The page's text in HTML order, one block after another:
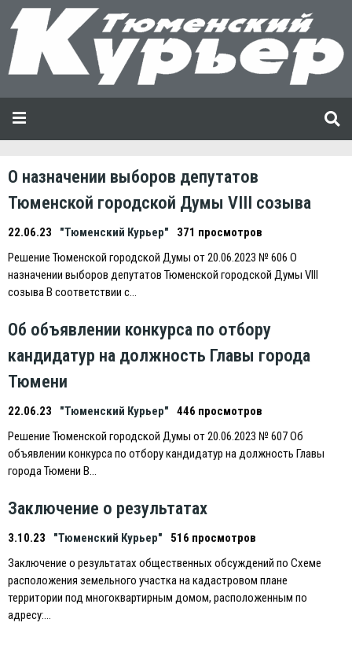
О назначении выборов депутатов
Тюменской городской Думы VIII созыва
22.06.23 "Тюменский Курьер"
371 просмотров
Решение Тюменской городской Думы от 20.06.2023 № 606 О
назначении выборов депутатов Тюменской городской Думы VIII
созыва В соответствии с…
Об объявлении конкурса по отбору
кандидатур на должность Главы города
Тюмени
22.06.23 "Тюменский Курьер"
446 просмотров
Решение Тюменской городской Думы от 20.06.2023 № 607 Об
объявлении конкурса по отбору кандидатур на должность Главы
города Тюмени В…
Заключение о результатах
3.10.23 "Тюменский Курьер"
516 просмотров
Заключение о результатах общественных обсуждений по Схеме
расположения земельного участка на кадастровом плане
территории под многоквартирным домом, расположенным по
адресу:…